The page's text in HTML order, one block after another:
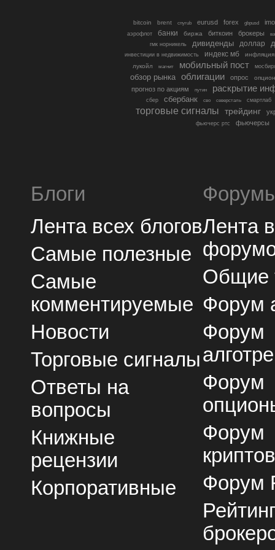
bitcoin brent cnyrub eurusd forex gbpusd
аэрофлот банки биржа биткоин брокеры
гмк норникель
дивиденды доллар
инвестиции в недвижимость индекс мб
инфляция
лукойл
магнит мобильный пост
обзор рынка облигации опрос
прогноз по акциям путин раскрытие
сбер сбербанк сво северсталь смартлаб
торговые сигналы трейдинг
фьючерс ртс фьючерсы
Блоги
Лента всех блогов
Самые полезные
Самые
комментируемые
Новости
Торговые сигналы
Ответы на
вопросы
Книжные
рецензии
Корпоративные
Лента
Общие
Форум
Форум
Форум
Форум
Форум